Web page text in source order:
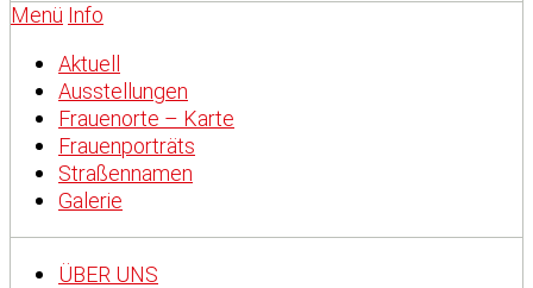
Menü Info
Aktuell
Ausstellungen
Frauenorte – Karte
Frauenporträts
Straßennamen
Galerie
ÜBER UNS